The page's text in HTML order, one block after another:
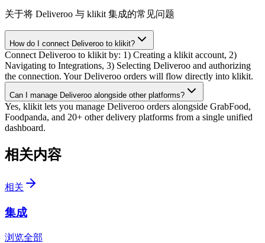
关于将 Deliveroo 与 klikit 集成的常见问题
How do I connect Deliveroo to klikit?
Connect Deliveroo to klikit by: 1) Creating a klikit account, 2)
Navigating to Integrations, 3) Selecting Deliveroo and authorizing
the connection. Your Deliveroo orders will flow directly into klikit.
Can I manage Deliveroo alongside other platforms?
Yes, klikit lets you manage Deliveroo orders alongside GrabFood,
Foodpanda, and 20+ other delivery platforms from a single unified
dashboard.
相关内容
相关
集成
浏览全部